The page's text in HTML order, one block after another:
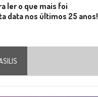
ler o que mais foi
data nos últimos 25 anos!